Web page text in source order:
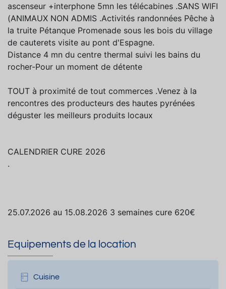
ascenseur +interphone 5mn les télécabines .SANS WIFI
(ANIMAUX NON ADMIS .Activités randonnées Pêche à
la truite Pétanque Promenade sous les bois du village
de cauterets visite au pont d'Espagne.
Distance 4 mn du centre thermal suivi les bains du
rocher-Pour un moment de détente
TOUT à proximité de tout commerces .Venez à la
rencontres des producteurs des hautes pyrénées
déguster les meilleurs produits locaux
CALENDRIER CURE 2026
.
25.07.2026 au 15.08.2026 3 semaines cure 620€
Equipements de la location
Cuisine